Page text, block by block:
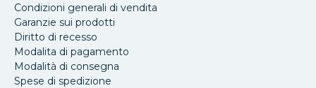
Condizioni generali di vendita
Garanzie sui prodotti
Diritto di recesso
Modalita di pagamento
Modalità di consegna
Spese di spedizione